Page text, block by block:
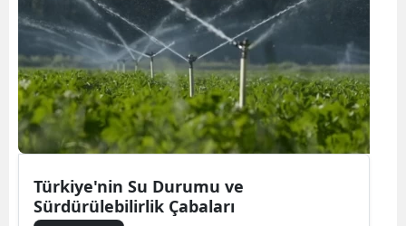
Türkiye'nin Su Durumu ve
Sürdürülebilirlik Çabaları